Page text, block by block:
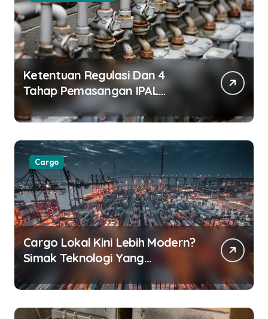
Ketentuan Regulasi Dan 4
Tahap Pemasangan IPAL
Restoran
Cargo
Cargo Lokal Kini Lebih Modern?
Simak Teknologi Yang